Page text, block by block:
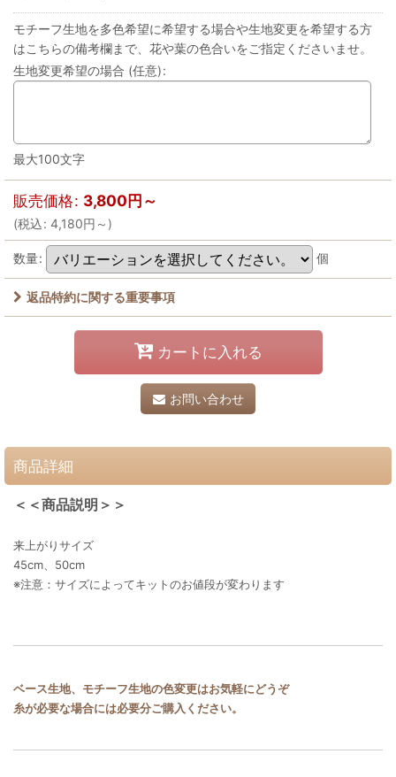
モチーフ生地を多色希望に希望する場合や生地変更を希望する方
はこちらの備考欄まで、花や葉の色合いをご指定くださいませ。
生地変更希望の場合 (任意):
最大100文字
販売価格: 3,800円～
(税込: 4,180円 ～ )
数量: 個
返品特約に関する重要事項
カートに入れる
お問い合わせ
商品詳細
＜＜商品説明＞＞
来上がりサイズ
45cm、50cm
※注意：サイズによってキットのお値段が変わります
ベース生地、モチーフ生地の色変更はお気軽にどうぞ
糸が必要な場合には必要分ご購入ください。